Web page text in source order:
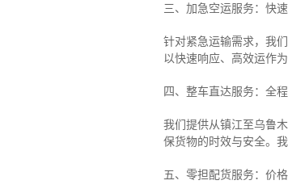
三、加急空运服务：快
针对紧急运输需求，我
以快速响应、高效运作
四、整车直达服务：全
我们提供从镇江至乌鲁
保货物的时效与安全。
五、零担配货服务：价